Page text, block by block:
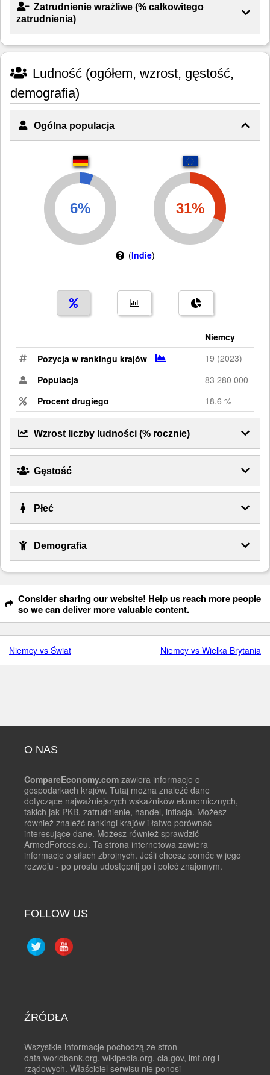
Zatrudnienie wrażliwe (% całkowitego
zatrudnienia)
Ludność (ogółem, wzrost, gęstość,
demografia)
Ogólna populacja
(Indie)
Niemcy
Pozycja w rankingu krajów
19 (2023)
Populacja
83 280 000
Procent drugiego
18.6 %
Wzrost liczby ludności (% rocznie)
Gęstość
Płeć
Demografia
Consider sharing our website! Help us reach more people
so we can deliver more valuable content.
Niemcy vs Świat Niemcy vs Wielka Brytania
O NAS
CompareEconomy.com zawiera informacje o
gospodarkach krajów. Tutaj można znaleźć dane
dotyczące najważniejszych wskaźników ekonomicznych,
takich jak PKB, zatrudnienie, handel, inflacja. Możesz
również znaleźć rankingi krajów i łatwo porównać
interesujące dane. Możesz również sprawdzić
ArmedForces.eu. Ta strona internetowa zawiera
informacje o siłach zbrojnych. Jeśli chcesz pomóc w jego
rozwoju - po prostu udostępnij go i poleć znajomym.
FOLLOW US
ŹRÓDŁA
Wszystkie informacje pochodzą ze stron
data.worldbank.org, wikipedia.org, cia.gov, imf.org i
rządowych. Właściciel serwisu nie ponosi